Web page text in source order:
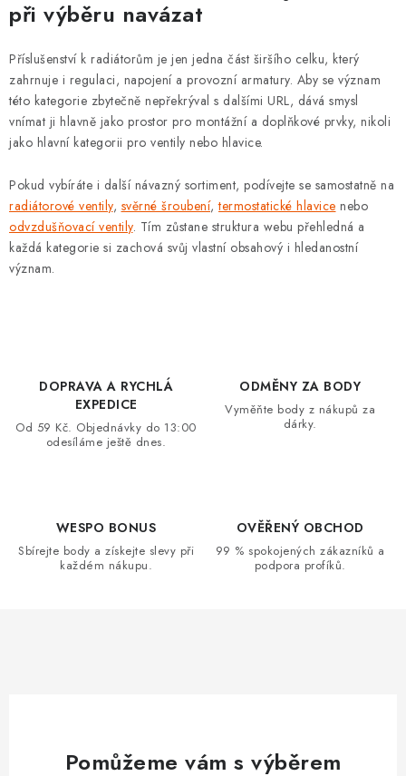
při výběru navázat
Příslušenství k radiátorům je jen jedna část širšího celku, který
zahrnuje i regulaci, napojení a provozní armatury. Aby se význam
této kategorie zbytečně nepřekrýval s dalšími URL, dává smysl
vnímat ji hlavně jako prostor pro montážní a doplňkové prvky, nikoli
jako hlavní kategorii pro ventily nebo hlavice.
Pokud vybíráte i další návazný sortiment, podívejte se samostatně na
radiátorové ventily, svěrné šroubení,termostatické hlavice nebo
odvzdušňovací ventily. Tím zůstane struktura webu přehledná a
každá kategorie si zachová svůj vlastní obsahový i hledanostní
význam.
DOPRAVA A RYCHLÁ
EXPEDICE
Od 59 Kč. Objednávky do 13:00
odesíláme ještě dnes.
ODMĚNY ZA BODY
Vyměňte body z nákupů za
dárky.
WESPO BONUS
Sbírejte body a získejte slevy při
každém nákupu.
OVĚŘENÝ OBCHOD
99 % spokojených zákazníků a
podpora profíků.
Pomůžeme vám s výběrem